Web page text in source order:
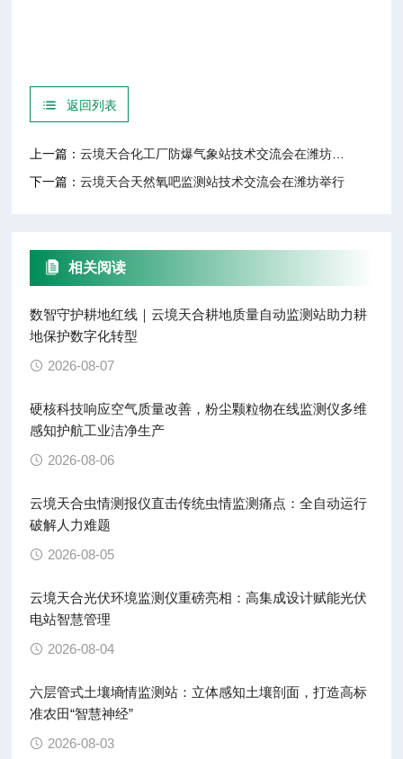
返回列表
上一篇：云境天合化工厂防爆气象站技术交流会在潍坊举行
下一篇：云境天合天然氧吧监测站技术交流会在潍坊举行
相关阅读
数智守护耕地红线｜云境天合耕地质量自动监测站助力耕
地保护数字化转型
2026-08-07
硬核科技响应空气质量改善，粉尘颗粒物在线监测仪多维
感知护航工业洁净生产
2026-08-06
云境天合虫情测报仪直击传统虫情监测痛点：全自动运行
破解人力难题
2026-08-05
云境天合光伏环境监测仪重磅亮相：高集成设计赋能光伏
电站智慧管理
2026-08-04
六层管式土壤墒情监测站：立体感知土壤剖面，打造高标
准农田“智慧神经”
2026-08-03